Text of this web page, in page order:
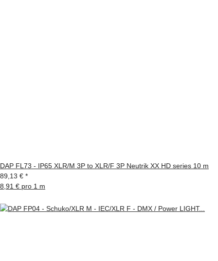
DAP FL73 - IP65 XLR/M 3P to XLR/F 3P Neutrik XX HD series 10 m
89,13 € *
8,91 € pro 1 m